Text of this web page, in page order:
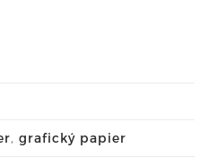
, grafický papier